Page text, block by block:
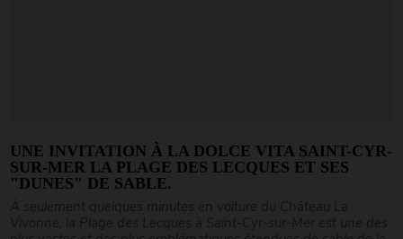
UNE INVITATION À LA DOLCE VITA SAINT-CYR-
SUR-MER LA PLAGE DES LECQUES ET SES
"DUNES" DE SABLE.